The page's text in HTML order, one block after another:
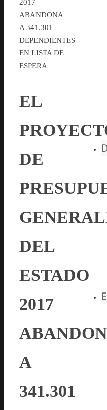
2017
ABANDONA
A 341.301
DEPENDIENTES
EN LISTA DE
ESPERA
EL
DE
DEL
ESTADO
2017
A
341.301